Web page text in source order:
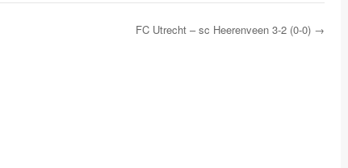
FC Utrecht – sc Heerenveen 3-2 (0-0) →